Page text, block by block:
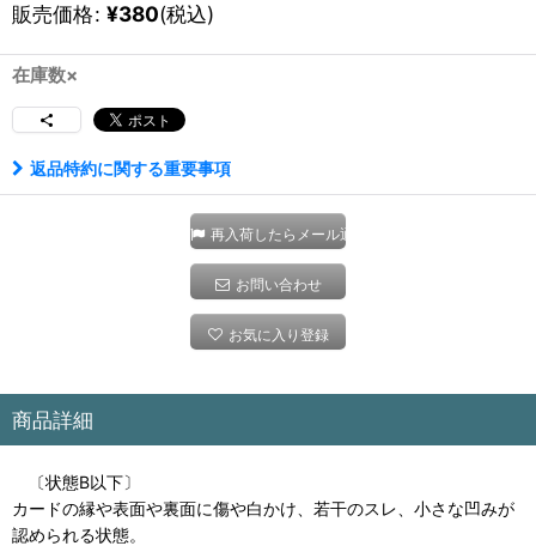
販売価格: ¥380(税込)
在庫数×
返品特約に関する重要事項
再入荷したらメール通知
お問い合わせ
お気に入り登録
商品詳細
〔状態B以下〕
カードの縁や表面や裏面に傷や白かけ、若干のスレ、小さな凹みが
認められる状態。